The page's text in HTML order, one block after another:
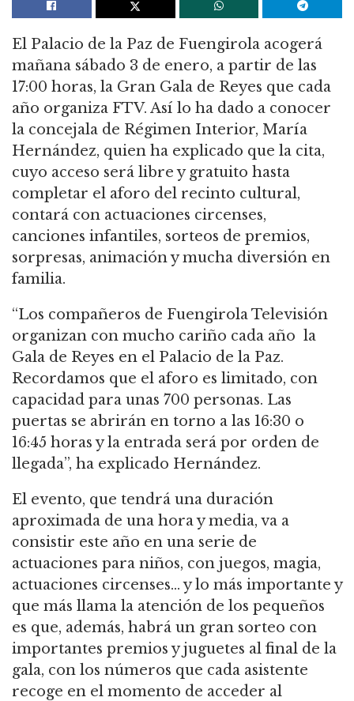
El Palacio de la Paz de Fuengirola acogerá
mañana sábado 3 de enero, a partir de las
17:00 horas, la Gran Gala de Reyes que cada
año organiza FTV. Así lo ha dado a conocer
la concejala de Régimen Interior, María
Hernández, quien ha explicado que la cita,
cuyo acceso será libre y gratuito hasta
completar el aforo del recinto cultural,
contará con actuaciones circenses,
canciones infantiles, sorteos de premios,
sorpresas, animación y mucha diversión en
familia.
“Los compañeros de Fuengirola Televisión
organizan con mucho cariño cada año la
Gala de Reyes en el Palacio de la Paz.
Recordamos que el aforo es limitado, con
capacidad para unas 700 personas. Las
puertas se abrirán en torno a las 16:30 o
16:45 horas y la entrada será por orden de
llegada”, ha explicado Hernández.
El evento, que tendrá una duración
aproximada de una hora y media, va a
consistir este año en una serie de
actuaciones para niños, con juegos, magia,
actuaciones circenses… y lo más importante y
que más llama la atención de los pequeños
es que, además, habrá un gran sorteo con
importantes premios y juguetes al final de la
gala, con los números que cada asistente
recoge en el momento de acceder al